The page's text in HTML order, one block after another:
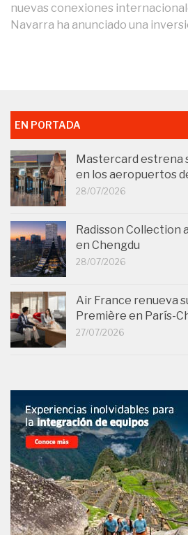
nuevas conexiones
Navarra ha anunciado una
EN PORTADA
Mastercard estrena
en los aeropuertos
28/07/2026
Radisson Collection
en Chengdu
28/07/2026
Air France renueva
Première en París-
27/07/2026